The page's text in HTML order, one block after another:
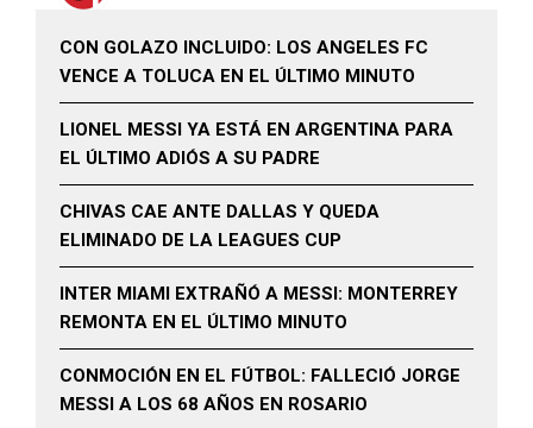
CON GOLAZO INCLUIDO: LOS ANGELES FC
VENCE A TOLUCA EN EL ÚLTIMO MINUTO
LIONEL MESSI YA ESTÁ EN ARGENTINA PARA
EL ÚLTIMO ADIÓS A SU PADRE
CHIVAS CAE ANTE DALLAS Y QUEDA
ELIMINADO DE LA LEAGUES CUP
INTER MIAMI EXTRAÑÓ A MESSI: MONTERREY
REMONTA EN EL ÚLTIMO MINUTO
CONMOCIÓN EN EL FÚTBOL: FALLECIÓ JORGE
MESSI A LOS 68 AÑOS EN ROSARIO